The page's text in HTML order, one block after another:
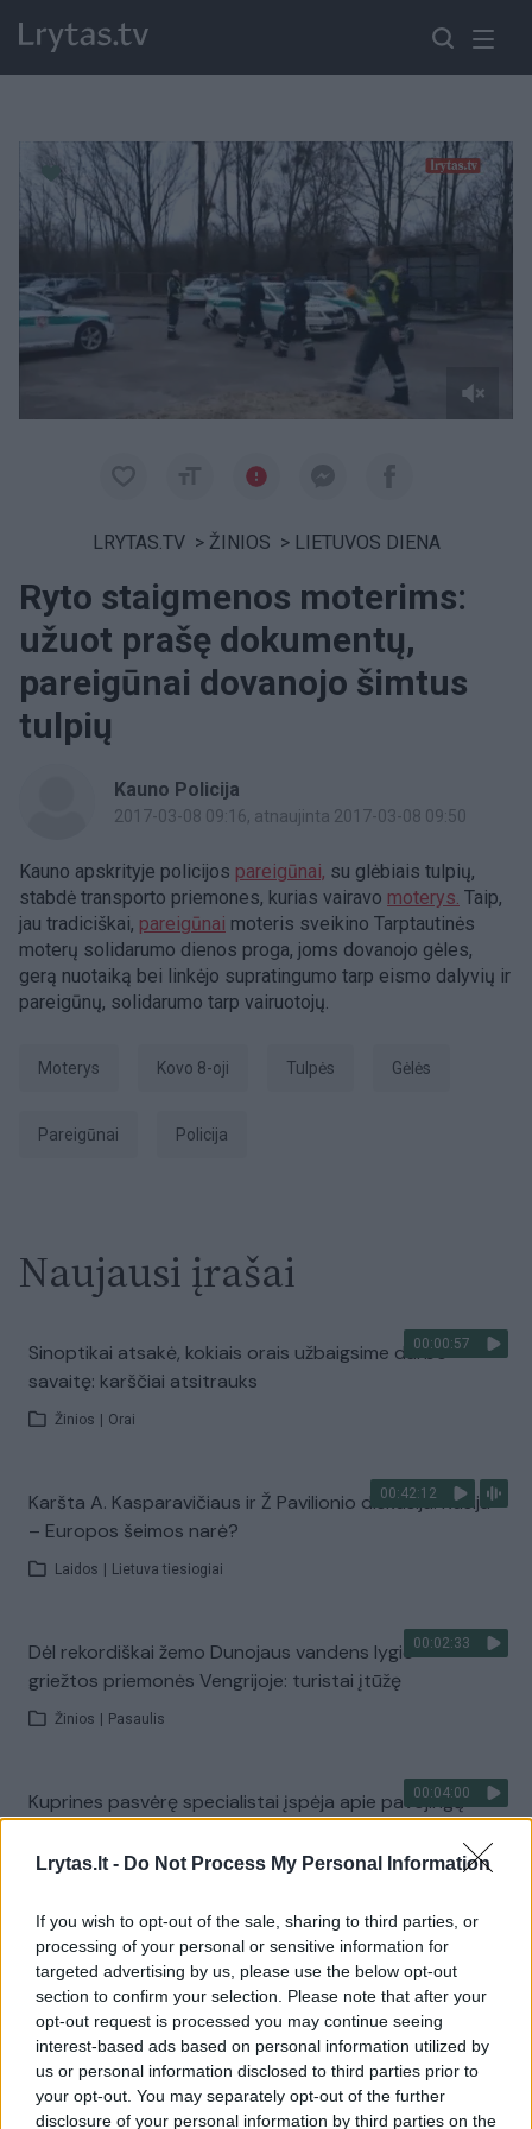
Lrytas.lt - Do Not Process My Personal Information
If you wish to opt-out of the sale, sharing to third parties, or
processing of your personal or sensitive information for
targeted advertising by us, please use the below opt-out
section to confirm your selection. Please note that after your
opt-out request is processed you may continue seeing
interest-based ads based on personal information utilized by
us or personal information disclosed to third parties prior to
your opt-out. You may separately opt-out of the further
disclosure of your personal information by third parties on the
Paremkite Ukrainą
LRYTAS.TV > ŽINIOS > LIETUVOS DIENA
Ryto staigmenos moterims:
užuot prašę dokumentų,
pareigūnai dovanojo šimtus
tulpių
Kauno Policija
2017-03-08 09:16, atnaujinta 2017-03-08 09:50
Kauno apskrityje policijos pareigūnai, su glėbiais tulpių,
stabdė transporto priemones, kurias vairavo moterys. Taip,
jau tradiciškai, pareigūnai moteris sveikino Tarptautinės
moterų solidarumo dienos proga, joms dovanojo gėles,
gerą nuotaiką bei linkėjo supratingumo tarp eismo dalyvių ir
pareigūnų, solidarumo tarp vairuotojų.
Moterys Kovo 8-oji tulpės Gėlės
pareigūnai Policija
Naujausi įrašai
00:00:57
Sinoptikai atsakė, kokiais orais užbaigsime darbo
savaitę: karščiai atsitrauks
Žinios Orai
00:42:12
Karšta A. Kasparavičiaus ir Ž Pavilionio diskusija: Rusija
– Europos šeimos narė?
Laidos Lietuva tiesiogiai
00:02:33
Dėl rekordiškai žemo Dunojaus vandens lygio –
griežtos priemonės Vengrijoje: turistai įtūžę
Žinios Pasaulis
00:04:00
Kuprines pasvėrę specialistai įspėja apie pavojingą
Žinios | Lietuvos diena
Visi įrašai
Žiūrimiausi įrašai